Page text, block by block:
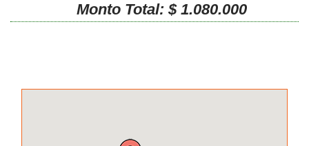
Monto Total: $ 1.080.000